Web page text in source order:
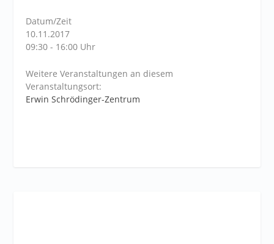
Datum/Zeit
10.11.2017
09:30 - 16:00 Uhr
Weitere Veranstaltungen an diesem
Veranstaltungsort:
Erwin Schrödinger-Zentrum